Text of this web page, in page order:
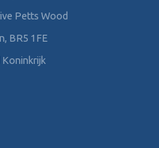
Petts Wood
BR5 1FE
Koninkrijk